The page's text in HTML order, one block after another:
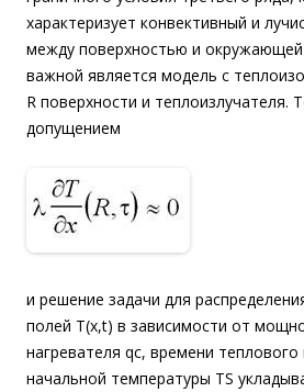
характеризует конвективный и
между поверхностью и окружающей
важной является модель с
R поверхности и теплоизлучателя.
допущением
и решение задачи для
полей T(x,t) в зависимости от
нагревателя qc, времени теплового
начальной температуры TS